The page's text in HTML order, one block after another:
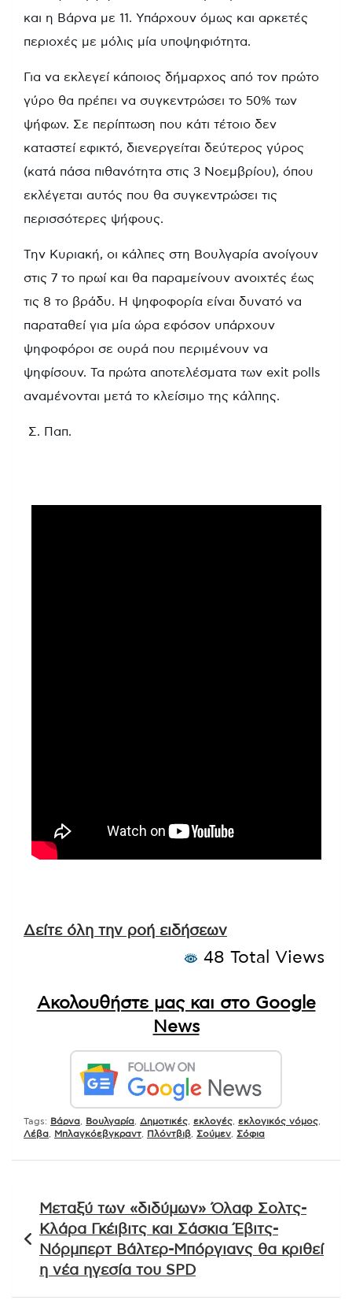
και η Βάρνα με 11. Υπάρχουν όμως και αρκετές
περιοχές με μόλις μία υποψηφιότητα.
Για να εκλεγεί κάποιος δήμαρχος από τον πρώτο
γύρο θα πρέπει να συγκεντρώσει το 50% των
ψήφων. Σε περίπτωση που κάτι τέτοιο δεν
καταστεί εφικτό, διενεργείται δεύτερος γύρος
(κατά πάσα πιθανότητα στις 3 Νοεμβρίου), όπου
εκλέγεται αυτός που θα συγκεντρώσει τις
περισσότερες ψήφους.
Την Κυριακή, οι κάλπες στη Βουλγαρία ανοίγουν
στις 7 το πρωί και θα παραμείνουν ανοιχτές έως
τις 8 το βράδυ. Η ψηφοφορία είναι δυνατό να
παραταθεί για μία ώρα εφόσον υπάρχουν
ψηφοφόροι σε ουρά που περιμένουν να
ψηφίσουν. Τα πρώτα αποτελέσματα των exit polls
αναμένονται μετά το κλείσιμο της κάλπης.
Σ. Παπ.
Δείτε όλη την ροή ειδήσεων
48 Total Views
Ακολουθήστε μας και στο Google
News
Tags: Βάρνα Βουλγαρία Δημοτικές εκλογές εκλογικός νόμος
Λέβα
Μπλαγκόεβγκραντ Πλόντβιβ Σούμεν Σόφια
άρθρων
Μεταξύ των «διδύμων» Όλαφ Σολτς-
Κλάρα Γκέιβιτς και Σάσκια Έβιτς-
Νόρμπερτ Βάλτερ-Μπόργιανς θα κριθεί
η νέα ηγεσία του SPD